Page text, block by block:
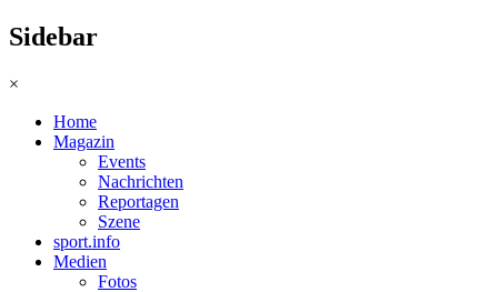
Sidebar
×
Home
Magazin
Events
Nachrichten
Reportagen
Szene
sport.info
Medien
Fotos